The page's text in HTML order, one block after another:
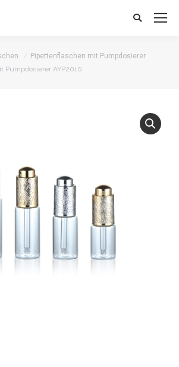
Search:
Pipettenflaschen mit Pumpdosierer
Pumpdosierer AYP2010